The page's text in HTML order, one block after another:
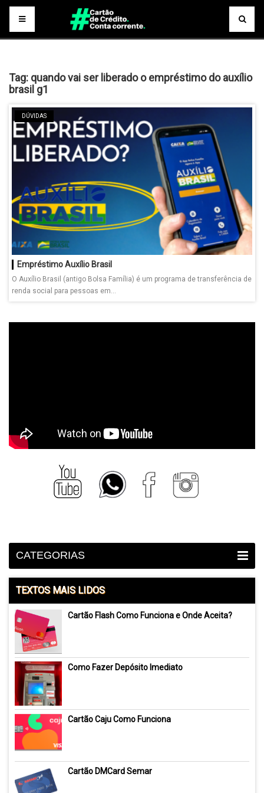
Tag: quando vai ser liberado o empréstimo do auxílio
brasil g1
DÚVIDAS
Empréstimo Auxílio Brasil
O Auxílio Brasil (antigo Bolsa Família) é um programa de transferência de
renda social para pessoas em...
CATEGORIAS
TEXTOS MAIS LIDOS
Cartão Flash Como Funciona e Onde Aceita?
Como Fazer Depósito Imediato
Cartão Caju Como Funciona
Cartão DMCard Semar